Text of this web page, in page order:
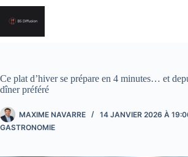
Passer
contenu
Ce plat d’hiver se prépare en 4 minutes… et
dîner préféré
MAXIME NAVARRE
14 JANVIER 2026 À
GASTRONOMIE